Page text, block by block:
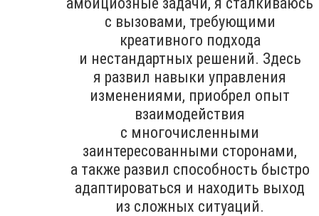
с вызовами, требующими
креативного подхода
и нестандартных решений. Здесь
я развил навыки управления
изменениями, приобрел опыт
взаимодействия
с многочисленными
заинтересованными сторонами,
а также развил способность быстро
адаптироваться и находить выход
из сложных ситуаций.